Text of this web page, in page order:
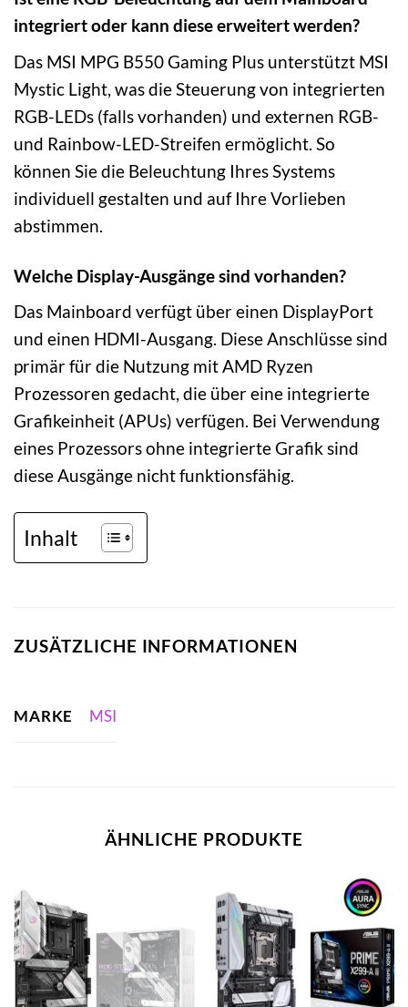
integriert oder kann diese erweitert werden?
Das MSI MPG B550 Gaming Plus unterstützt MSI
Mystic Light, was die Steuerung von integrierten
RGB-LEDs (falls vorhanden) und externen RGB-
und Rainbow-LED-Streifen ermöglicht. So
können Sie die Beleuchtung Ihres Systems
individuell gestalten und auf Ihre Vorlieben
abstimmen.
Welche Display-Ausgänge sind vorhanden?
Das Mainboard verfügt über einen DisplayPort
und einen HDMI-Ausgang. Diese Anschlüsse sind
primär für die Nutzung mit AMD Ryzen
Prozessoren gedacht, die über eine integrierte
Grafikeinheit (APUs) verfügen. Bei Verwendung
eines Prozessors ohne integrierte Grafik sind
diese Ausgänge nicht funktionsfähig.
Inhalt
ZUSÄTZLICHE INFORMATIONEN
MARKE MSI
ÄHNLICHE PRODUKTE